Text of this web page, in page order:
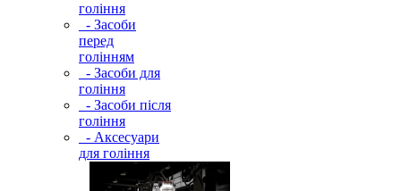
гоління
- Засоби
перед
голінням
- Засоби для
гоління
- Засоби після
гоління
- Аксесуари
для гоління